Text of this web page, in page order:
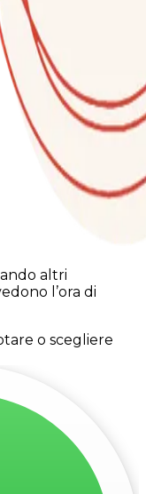
altri
l’ora di
o scegliere